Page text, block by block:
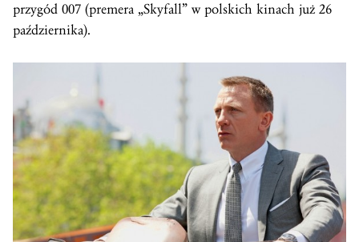
przygód 007 (premera „Skyfall” w polskich kinach już 26
października).